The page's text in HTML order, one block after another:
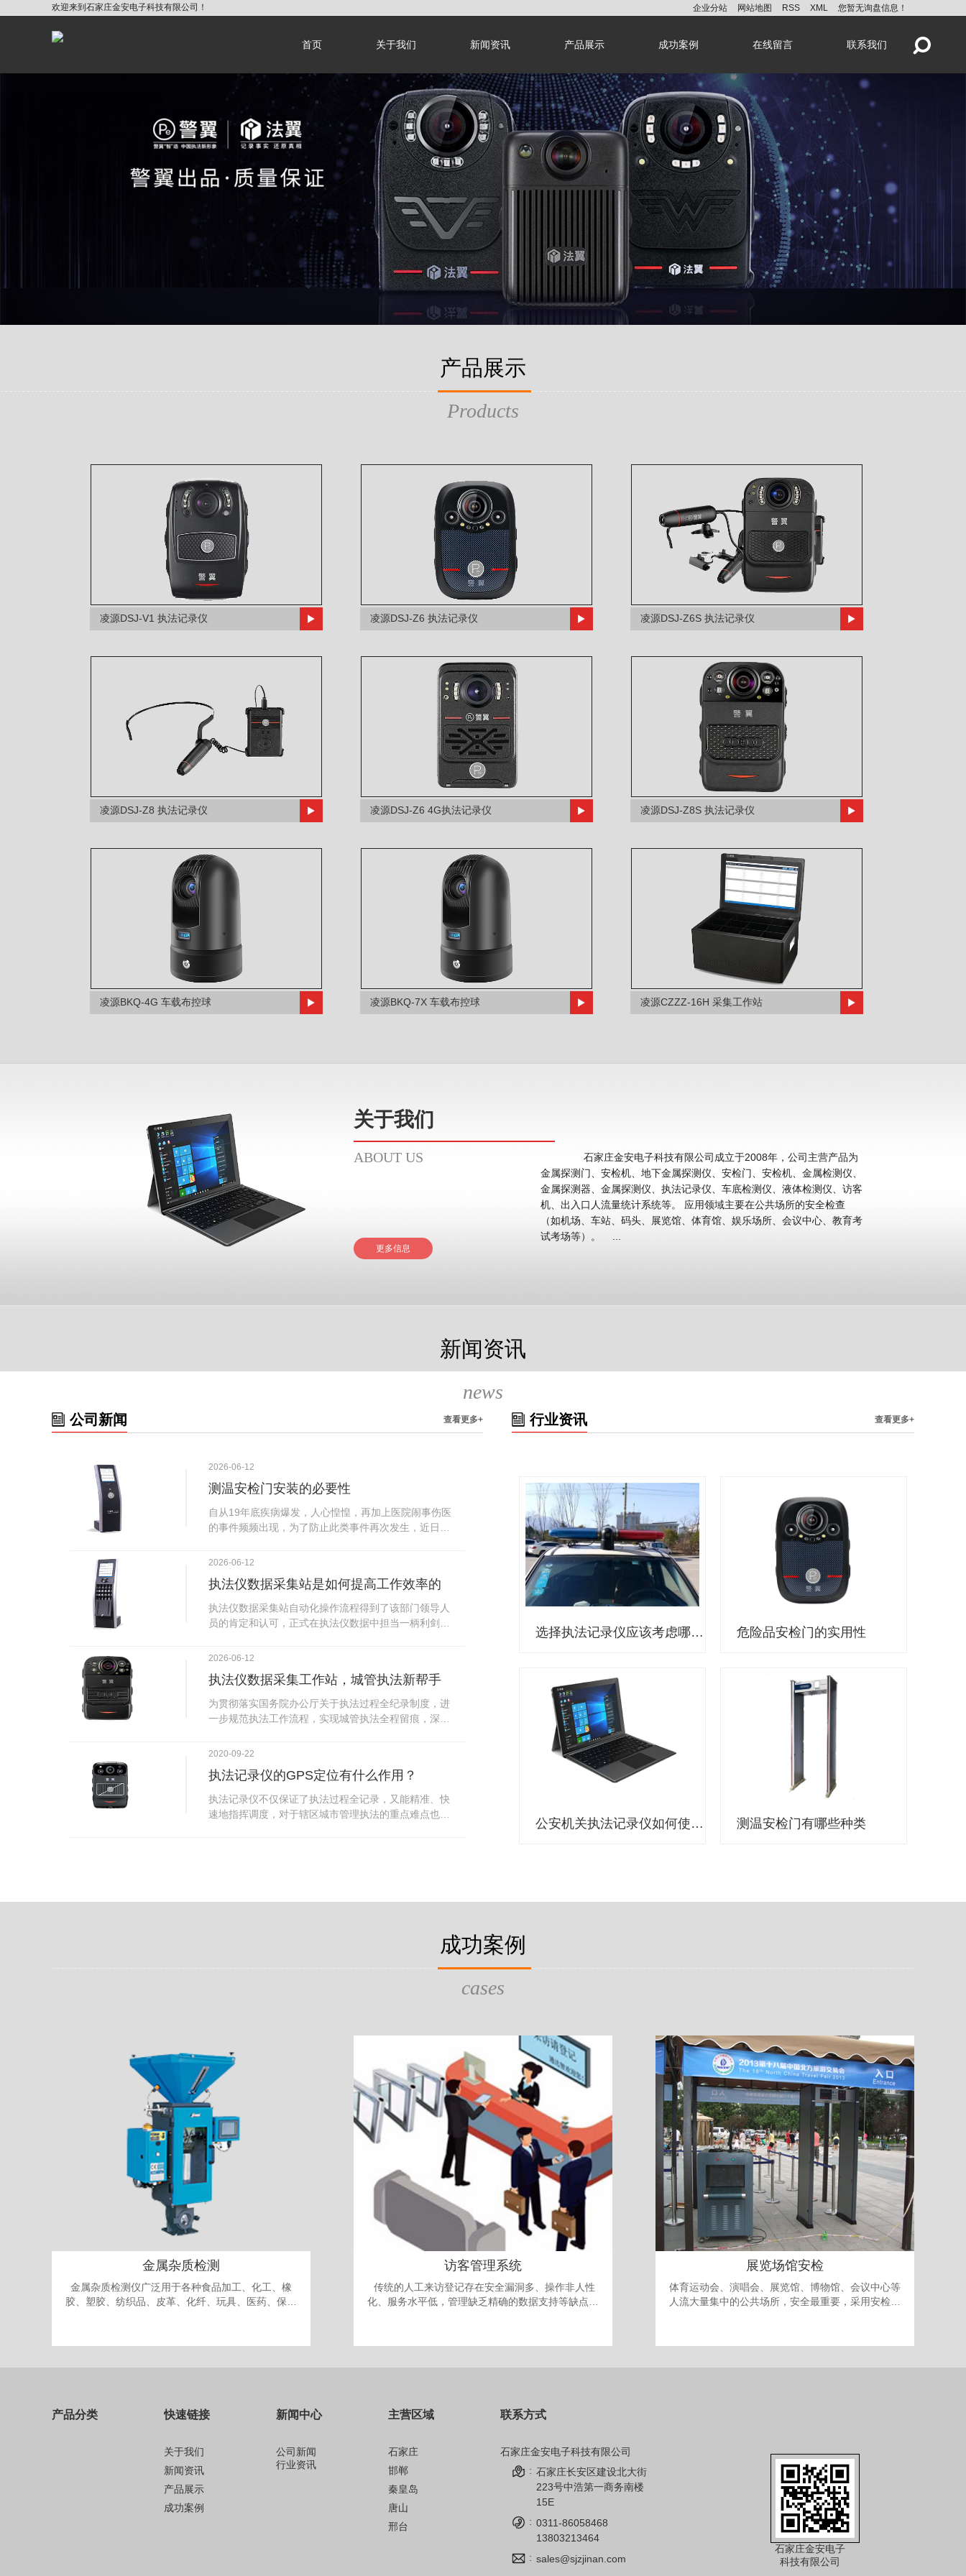
欢迎来到石家庄金安电子科技有限公司！ 企业分站 网站地图 RSS XML 您暂无询盘信息！
首页 关于我们 新闻资讯 产品展示 成功案例 在线留言 联系我们
产品展示
Products
凌源DSJ-V1 执法记录仪 凌源DSJ-Z6 执法记录仪 凌源DSJ-Z6S 执法记录仪
凌源DSJ-Z8 执法记录仪 凌源DSJ-Z6 4G执法记录仪 凌源DSJ-Z8S 执法记录仪
凌源BKQ-4G 车载布控球 凌源BKQ-7X 车载布控球 凌源CZZZ-16H 采集工作站
关于我们
ABOUT US
更多信息
石家庄金安电子科技有限公司成立于2008年，公司主营产品为
金属探测门、安检机、地下金属探测仪、安检门、安检机、金属检测仪、
金属探测器、金属探测仪、执法记录仪、车底检测仪、液体检测仪、访客
机、出入口人流量统计系统等。 应用领域主要在公共场所的安全检查
（如机场、车站、码头、展览馆、体育馆、娱乐场所、会议中心、教育考
新闻资讯
news
公司新闻 查看更多+
2026-06-12
测温安检门安装的必要性
自从19年底疾病爆发，人心惶惶，再加上医院闹事伤医
的事件频频出现，为了防止此类事件再次发生，近日，
尽快的安装安检门等设备，开展安全工作。此消息一经
个，其一，安装安检门是否会激化矛盾。其二，安装安
检门可以防范于未然。1月6号当天，南宁市第二医院刚
试行安检的首日，检查出10多把各类刀具和一把管制类
可以，能够保障急诊的快速通道顺畅就可以。
2026-06-12
执法仪数据采集站是如何提高工作效率的
执法仪数据采集站自动化操作流程得到了该部门领导人
员的肯定和认可，正式在执法仪数据中担当一柄利剑。
步，首先执法仪数据采集站支持多台执法仪同时上传数
取目标对象，并同步到采集站中，此外设备具有断点续
传的功能，如果碰到网络故障，可以从已经上传或下载
的部分开始继续上传下载未完成的部分，而没有必要从
据和自动充电，方便执法人员下次直接使用，提高执法
仪数据效率。执法仪数据采集站还具有强大的数据存储
据，将统计结果以图表或者报表的形式呈现；设备设置
有用户操作权限管理，自动将用户警员编号与执法仪编
2026-06-12
执法仪数据采集工作站，城管执法新帮手
为贯彻落实国务院办公厅关于执法过程全纪录制度，进
一步规范执法工作流程，实现城管执法全程留痕，深入
手。执法记录仪是我们队员在路面执法的必备品，它忠
盾的发生。现在有了执法仪数据采集工作站，执法队员
的担忧便得到有效的解决。每个采集工作站可支持多台
执法记录仪设备同时上传数据，队员当天使用当天上
充电、校校时，做执法记录仪的贴心小"保姆"。随着群
场资料，直戳了当的展示给行政相对人看，有效的减少
2020-09-22
执法记录仪的GPS定位有什么作用？
执法记录仪不仅保证了执法过程全记录，又能精准、快
速地指挥调度，对于辖区城市管理执法的重点难点也能
在平台的电子地图上显示出设备的具体位置，实时查看
能，在实战中发挥着重要的作用，能广泛应用于交警公
安执法、卫生监督、城管执法、海关执法、路政、质量
行业资讯 查看更多+
选择执法记录仪应该考虑哪些因素？ 危险品安检门的实用性
公安机关执法记录仪如何使用？ 测温安检门有哪些种类
成功案例
cases
金属杂质检测
金属杂质检测仪广泛用于各种食品加工、化工、橡
胶、塑胶、纺织品、皮革、化纤、玩具、医药、保健
访客管理系统
传统的人工来访登记存在安全漏洞多、操作非人性
化、服务水平低，管理缺乏精确的数据支持等缺点。
要求，进入单位进行作案。发案后追查却有可能发现
访客机管理系统，技术先进、操作简单、性能可靠，
构、公安、院校安全保卫管理的得力助手。
展览场馆安检
体育运动会、演唱会、展览馆、博物馆、会议中心等
人流大量集中的公共场所，安全最重要，采用安检门
时还需要考虑最多人流量的问题，以免人员过多发生
产品分类 快速链接
关于我们
新闻资讯
产品展示
成功案例
新闻中心
公司新闻
行业资讯
主营区域
石家庄
邯郸
秦皇岛
唐山
邢台
联系方式
石家庄金安电子科技有限公司
: 石家庄长安区建设北大街
223号中浩第一商务南楼
15E
: 0311-86058468
13803213464
: sales@sjzjinan.com
石家庄金安电子
科技有限公司